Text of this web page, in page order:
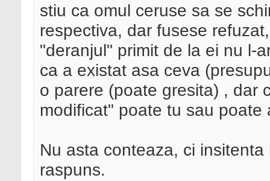
stiu ca omul ceruse sa se
respectiva, dar fusese
"deranjul" primit de la ei nu l-
ca a existat asa ceva
o parere (poate gresita) , dar
modificat" poate tu sau
Nu asta conteaza, ci
raspuns.